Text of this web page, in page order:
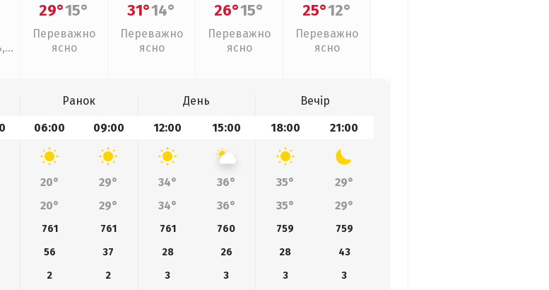
29°15°
Переважно
ясно
31°14°
Переважно
ясно
26°15°
Переважно
ясно
25°12°
Переважно
ясно
Ранок День
Вечір
06:00 09:00 12:00 15:00 18:00 21:00
20° 29° 34° 36° 35°
29°
20° 29° 34° 36° 35° 29°
761 761 761 760 759
759
56 37 28 26 28
43
2 2 3 3 3
3